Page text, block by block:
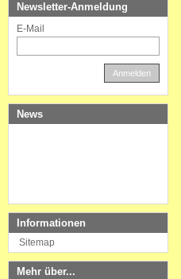
Newsletter-Anmeldung
E-Mail
Anmelden
News
Informationen
Sitemap
Mehr über...